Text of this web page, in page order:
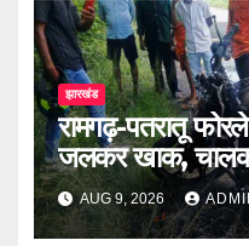
झारखंड
रामगढ़-पतरातू
जलकर खाक, चालक
AUG 9, 2026